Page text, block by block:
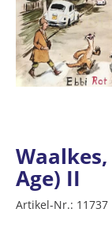
Age) II
Artikel-Nr.: 11737